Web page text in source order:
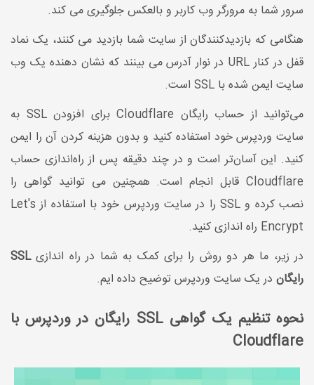
سرور شما به مرورگر وب کاربر و بالعکس جلوگیری می کند.
هنگامی که بازدیدکنندگان از سایت شما بازدید می کنند، یک نماد
قفل در کنار URL در نوار آدرس می بینند که نشان دهنده یک وب
سایت ایمن شده با SSL است.
می‌توانید از حساب رایگان Cloudflare برای افزودن SSL به
سایت وردپرس خود استفاده کنید و بدون هزینه کردن آن را ایمن
کنید. این آسان‌تر است و در چند دقیقه پس از راه‌اندازی حساب
Cloudflare قابل انجام است. همچنین می توانید گواهی را
نصب کرده و SSL را در سایت وردپرس خود با استفاده از Let's
Encrypt راه اندازی کنید.
در زیر، ما هر دو روش را برای کمک به شما در راه اندازیSSL
رایگان در یک سایت وردپرس توضیح داده ایم.
نحوه تنظیم یک گواهی SSL رایگان در وردپرس با
Cloudflare